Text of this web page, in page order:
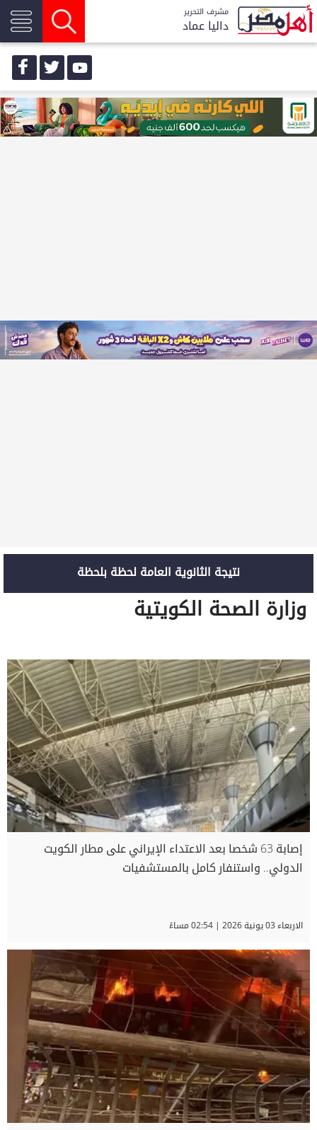
مشرف التحرير
داليا عماد
نتيجة الثانوية العامة لحظة بلحظة
وزارة الصحة الكويتية
إصابة 63 شخصا بعد الاعتداء الإيراني على مطار الكويت
الدولي.. واستنفار كامل بالمستشفيات
الاربعاء 03 يونية 2026 | 02:54 مساءً